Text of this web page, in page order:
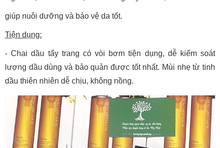
giúp nuôi dưỡng và bảo vệ da tốt.
Tiện dụng:
- Chai dầu tẩy trang có vòi bơm tiện dụng, dễ kiểm soát
lượng dầu dùng và bảo quản được tốt nhất. Mùi nhẹ từ tinh
dầu thiên nhiên dễ chịu, không nồng.